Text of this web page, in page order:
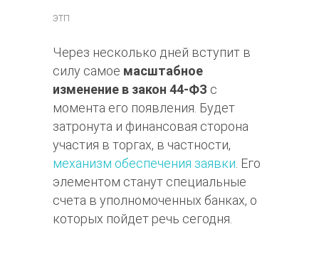
ЭТП
Через несколько дней вступит в
силу самое масштабное
изменение в закон 44-ФЗ с
момента его появления. Будет
затронута и финансовая сторона
участия в торгах, в частности,
механизм обеспечения заявки. Его
элементом станут специальные
счета в уполномоченных банках, о
которых пойдет речь сегодня.